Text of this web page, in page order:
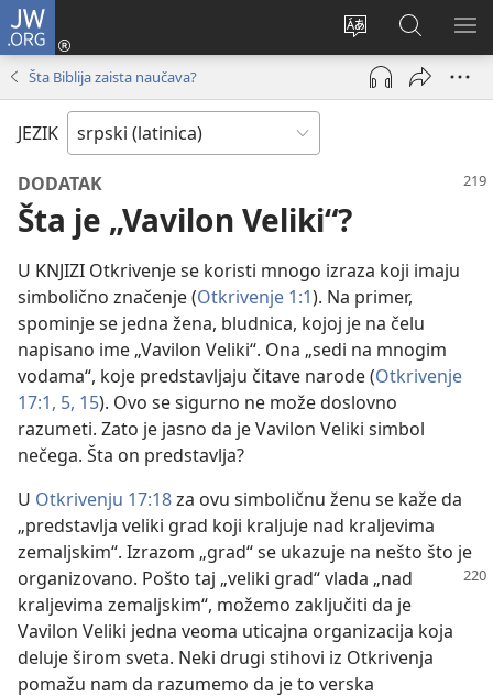
JW.ORG
Promeni
jezik
sajta
Prijava
(otvara
prozor)
Pretraga
sajta
JW.ORG
Šta Biblija zaista naučava?
JEZIK
DODATAK
Šta je „Vavilon Veliki“?
U KNJIZI Otkrivenje se koristi mnogo izraza koji imaju
simbolično značenje (Otkrivenje 1:1). Na primer,
spominje se jedna žena, bludnica, kojoj je na čelu
napisano ime „Vavilon Veliki“. Ona „sedi na mnogim
vodama“, koje predstavljaju čitave narode (Otkrivenje
17:1, 5, 15). Ovo se sigurno ne može doslovno
razumeti. Zato je jasno da je Vavilon Veliki simbol
nečega. Šta on predstavlja?
U Otkrivenju 17:18za ovu simboličnu ženu se kaže da
„predstavlja veliki grad koji kraljuje nad kraljevima
zemaljskim“. Izrazom „grad“ se ukazuje na nešto što je
organizovano. Pošto taj „veliki grad“ vlada „nad
kraljevima zemaljskim“, možemo zaključiti da je
Vavilon Veliki jedna veoma uticajna organizacija koja
deluje širom sveta. Neki drugi stihovi iz Otkrivenja
pomažu nam da razumemo da je to verska